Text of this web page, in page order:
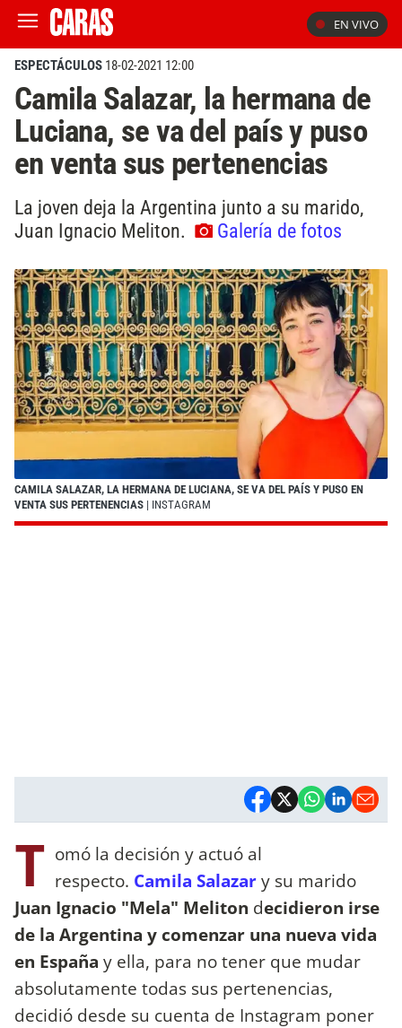
EN VIVO
ESPECTÁCULOS 18-02-2021 12:00
Camila Salazar, la hermana de
Luciana, se va del país y puso
en venta sus pertenencias
La joven deja la Argentina junto a su marido,
Juan Ignacio Meliton.
Galería de fotos
CAMILA SALAZAR, LA HERMANA DE LUCIANA, SE VA DEL PAÍS Y PUSO EN
VENTA SUS PERTENENCIAS | INSTAGRAM
T omó la decisión y actuó al
respecto. Camila Salazary su marido
Juan Ignacio "Mela" Meliton decidieron irse
de la Argentina y comenzar una nueva vida
en España y ella, para no tener que mudar
absolutamente todas sus pertenencias,
decidió desde su cuenta de Instagram poner